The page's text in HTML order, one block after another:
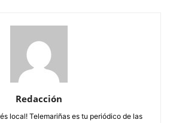
Redacción
local! Telemariñas es tu periódico de las